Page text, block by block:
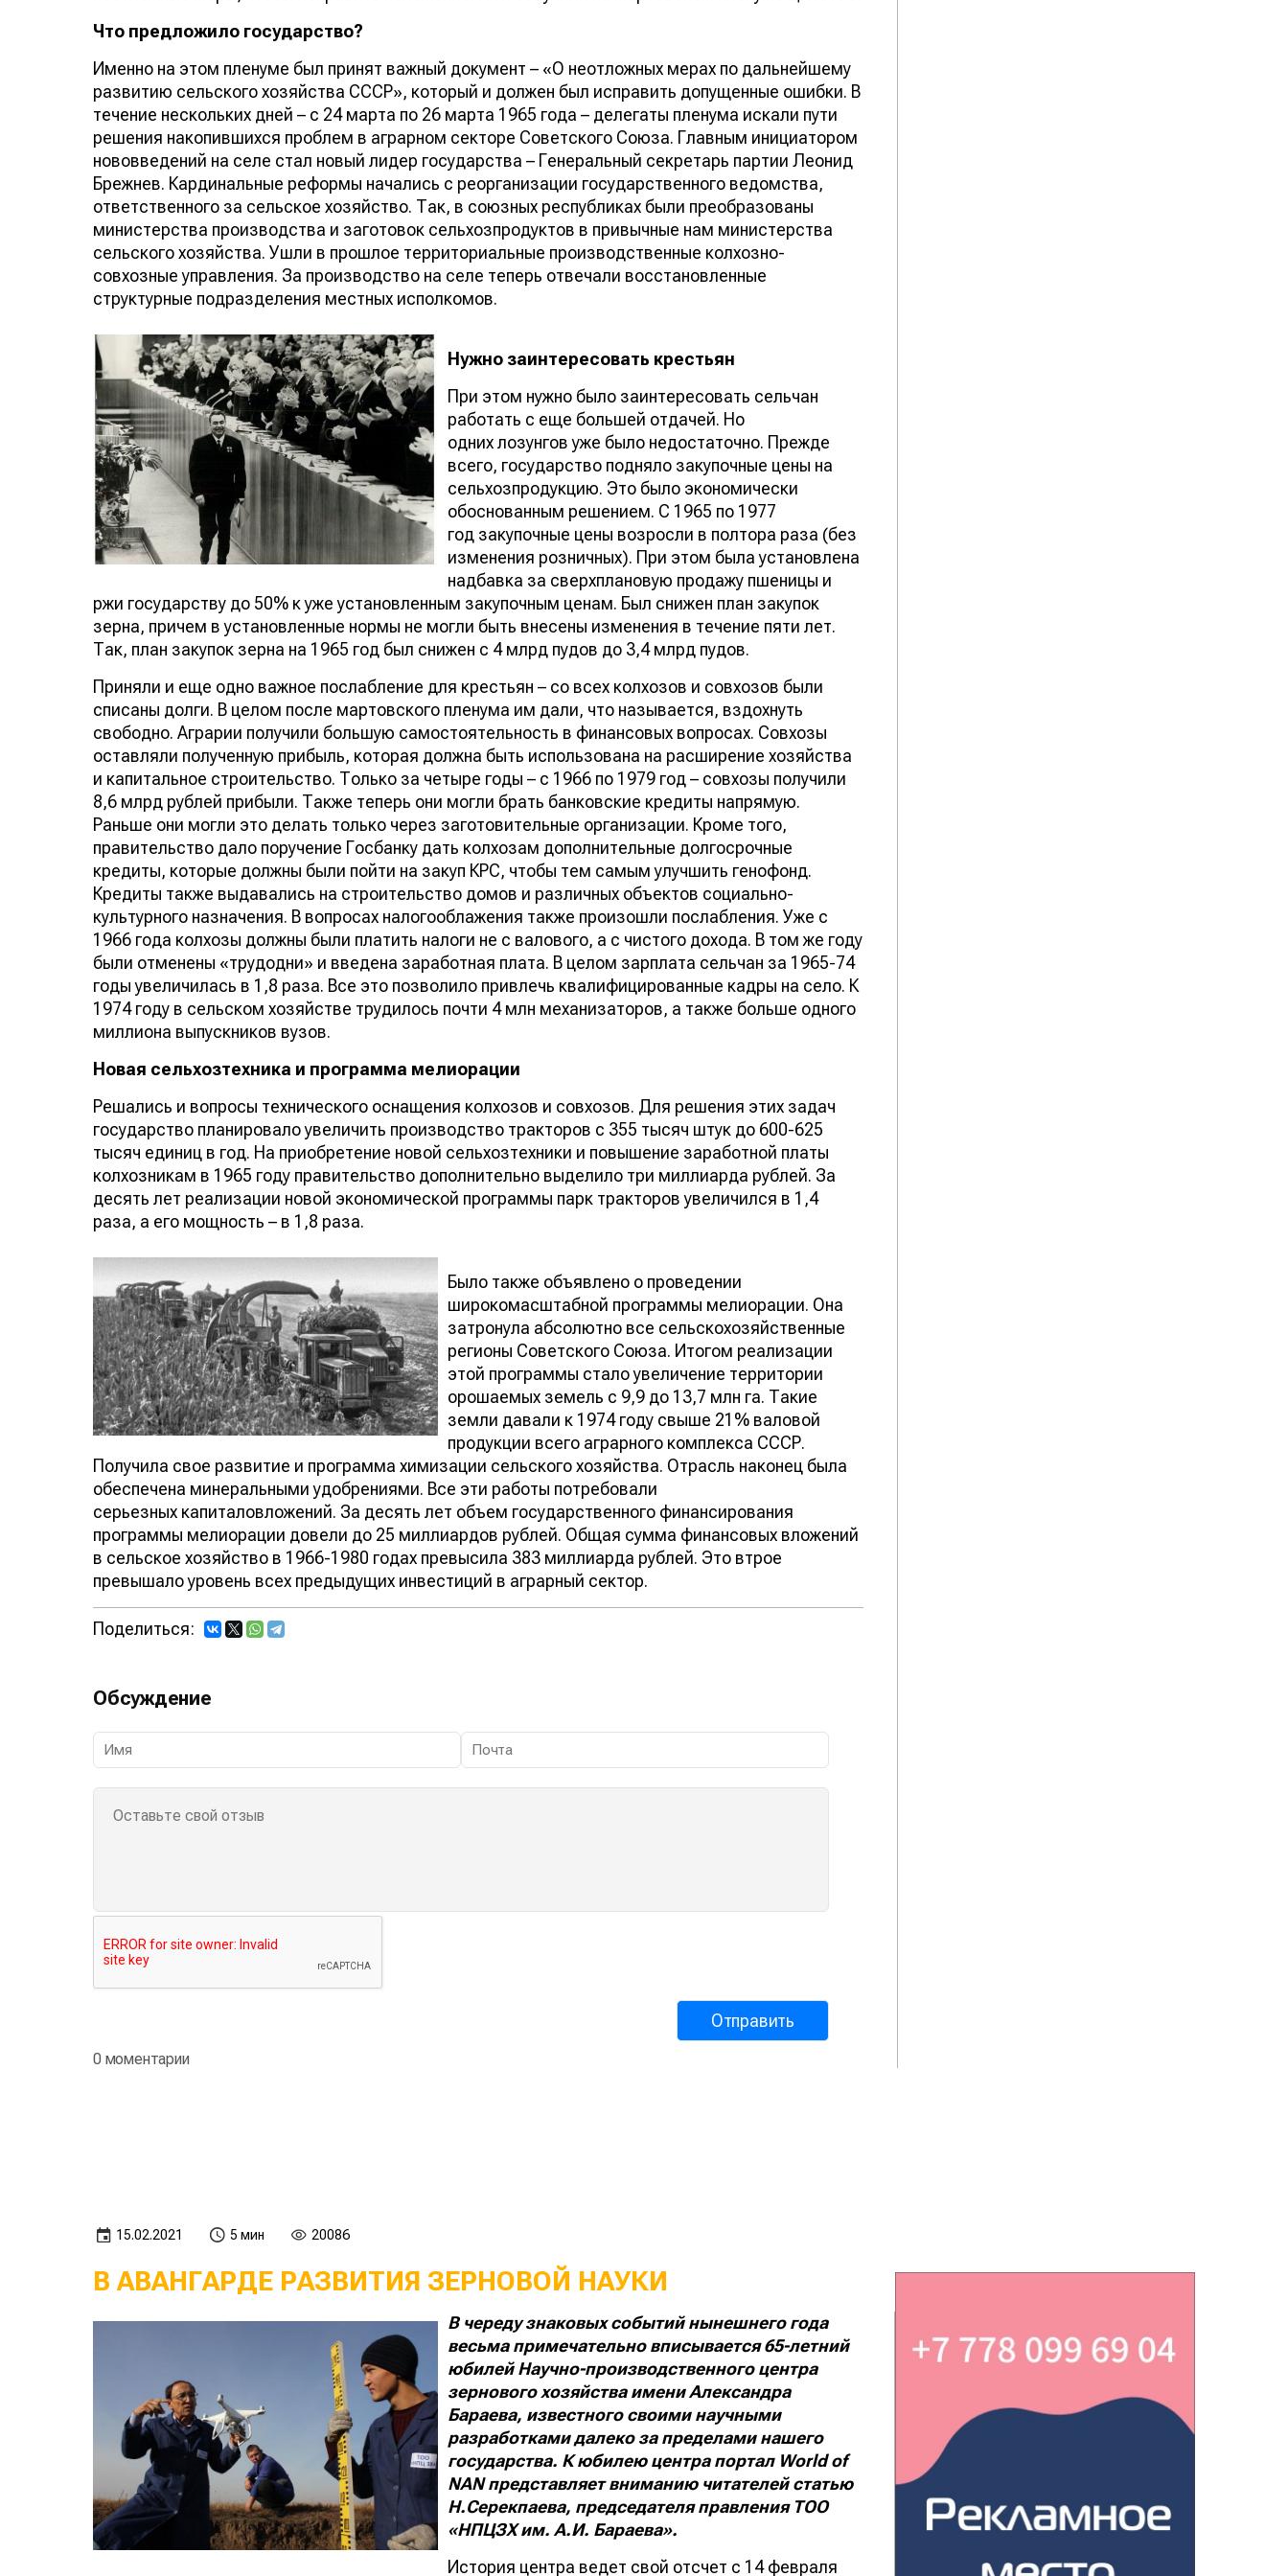
Что предложило государство?
Именно на этом пленуме был принят важный документ – «О неотложных мерах по дальнейшему
развитию сельского хозяйства СССР», который и должен был исправить допущенные ошибки. В
течение нескольких дней – с 24 марта по 26 марта 1965 года – делегаты пленума искали пути
решения накопившихся проблем в аграрном секторе Советского Союза. Главным инициатором
нововведений на селе стал новый лидер государства – Генеральный секретарь партии Леонид
Брежнев. Кардинальные реформы начались с реорганизации государственного ведомства,
ответственного за сельское хозяйство. Так, в союзных республиках были преобразованы
министерства производства и заготовок сельхозпродуктов в привычные нам министерства
сельского хозяйства. Ушли в прошлое территориальные производственные колхозно-
совхозные управления. За производство на селе теперь отвечали восстановленные
структурные подразделения местных исполкомов.
Нужно заинтересовать крестьян
При этом нужно было заинтересовать сельчан
работать с еще большей отдачей. Но
одних лозунгов уже было недостаточно. Прежде
всего, государство подняло закупочные цены на
сельхозпродукцию. Это было экономически
обоснованным решением. С 1965 по 1977
год закупочные цены возросли в полтора раза (без
изменения розничных). При этом была установлена
надбавка за сверхплановую продажу пшеницы и
ржи государству до 50% к уже установленным закупочным ценам. Был снижен план закупок
зерна, причем в установленные нормы не могли быть внесены изменения в течение пяти лет.
Так, план закупок зерна на 1965 год был снижен с 4 млрд пудов до 3,4 млрд пудов.
Приняли и еще одно важное послабление для крестьян – со всех колхозов и совхозов были
списаны долги. В целом после мартовского пленума им дали, что называется, вздохнуть
свободно. Аграрии получили большую самостоятельность в финансовых вопросах. Совхозы
оставляли полученную прибыль, которая должна быть использована на расширение хозяйства
и капитальное строительство. Только за четыре годы – с 1966 по 1979 год – совхозы получили
8,6 млрд рублей прибыли. Также теперь они могли брать банковские кредиты напрямую.
Раньше они могли это делать только через заготовительные организации. Кроме того,
правительство дало поручение Госбанку дать колхозам дополнительные долгосрочные
кредиты, которые должны были пойти на закуп КРС, чтобы тем самым улучшить генофонд.
Кредиты также выдавались на строительство домов и различных объектов социально-
культурного назначения. В вопросах налогооблажения также произошли послабления. Уже с
1966 года колхозы должны были платить налоги не с валового, а с чистого дохода. В том же году
были отменены «трудодни» и введена заработная плата. В целом зарплата сельчан за 1965-74
годы увеличилась в 1,8 раза. Все это позволило привлечь квалифицированные кадры на село. К
1974 году в сельском хозяйстве трудилось почти 4 млн механизаторов, а также больше одного
миллиона выпускников вузов.
Новая сельхозтехника и программа мелиорации
Решались и вопросы технического оснащения колхозов и совхозов. Для решения этих задач
государство планировало увеличить производство тракторов с 355 тысяч штук до 600-625
тысяч единиц в год. На приобретение новой сельхозтехники и повышение заработной платы
колхозникам в 1965 году правительство дополнительно выделило три миллиарда рублей. За
десять лет реализации новой экономической программы парк тракторов увеличился в 1,4
раза, а его мощность – в 1,8 раза.
Было также объявлено о проведении
широкомасштабной программы мелиорации. Она
затронула абсолютно все сельскохозяйственные
регионы Советского Союза. Итогом реализации
этой программы стало увеличение территории
орошаемых земель с 9,9 до 13,7 млн га. Такие
земли давали к 1974 году свыше 21% валовой
продукции всего аграрного комплекса СССР.
Получила свое развитие и программа химизации сельского хозяйства. Отрасль наконец была
обеспечена минеральными удобрениями. Все эти работы потребовали
серьезных капиталовложений. За десять лет объем государственного финансирования
программы мелиорации довели до 25 миллиардов рублей. Общая сумма финансовых вложений
в сельское хозяйство в 1966-1980 годах превысила 383 миллиарда рублей. Это втрое
превышало уровень всех предыдущих инвестиций в аграрный сектор.
Поделиться:
Обсуждение
0 моментарии
15.02.2021 5 мин 20086
В АВАНГАРДЕ РАЗВИТИЯ ЗЕРНОВОЙ НАУКИ
В череду знаковых событий нынешнего года
весьма примечательно вписывается 65-летний
юбилей Научно-производственного центра
зернового хозяйства имени Александра
Бараева, известного своими научными
разработками далеко за пределами нашего
государства. К юбилею центра портал World of
NANпредставляет вниманию читателей статью
Н.Серекпаева, председателя правления ТОО
«НПЦЗХ им. А.И. Бараева».
История центра ведет свой отсчет с 14 февраля